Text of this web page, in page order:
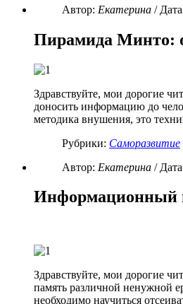
Автор: Екатерина /
Пирамида Минто:
Здравствуйте, мои дорогие
доносить информацию до
методика внушения, это
Рубрики: Саморазвитие
Автор: Екатерина /
Информационный
Здравствуйте, мои дорогие
память различной ненужной
необходимо научиться